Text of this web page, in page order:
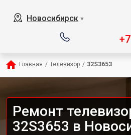
Новосибирск ▼
Главная / Телевизор / 32S3653
Ремонт
32S3653 в